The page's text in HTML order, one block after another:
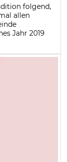
folgend,
allen
Jahr 2019